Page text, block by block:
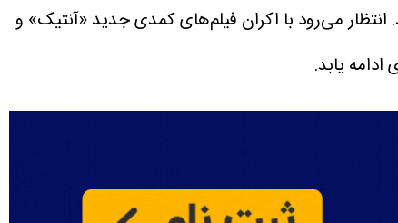
می‌رود با اکران فیلم‌های کمدی جدید «آنتیک» و
یابد.